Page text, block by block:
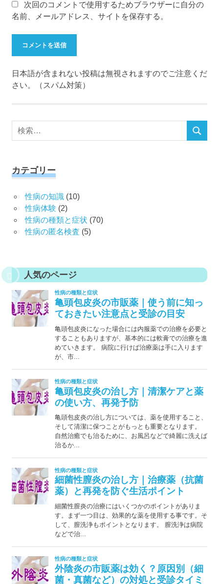
次回のコメントで使用するためブラウザーに自分の
名前、メールアドレス、サイトを保存する。
日本語が含まれない投稿は無視されますのでご注意くだ
さい。（スパム対策）
検
検
カテゴリー
性病の知識(10)
性病体験 (2)
性病の種類と症状 (70)
性病の匿名検査 (5)
人気のページ